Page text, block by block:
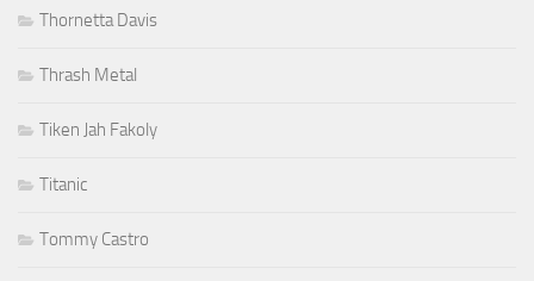
Thornetta Davis
Thrash Metal
Tiken Jah Fakoly
Titanic
Tommy Castro